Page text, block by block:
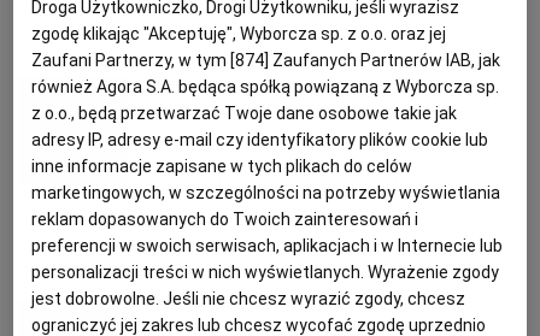
NAPOJE
SAŁATKI
MAKARONY
DRÓB
DOMOWE PRZYJĘCIE
GRILL
KUCHNIA CHIŃSKA
KUCHNIA TAJSKA
KUCHNIA GRECKA
KUCHNIA PORTUGALSKA
ZAKUPY
SPRZĘT KUCHENNY
FIT PRZEPISY
WEGE
WEGAN
BEZ GLUTENU
PODRÓŻE KULINARNE
HISTORIE KULINARNE
FELIETONY KULINARNE
KSIĄŻKI KULINARNE
NASZE SERWISY
SERWISY LOKALNE
BIAŁYSTOK
BIELSKO-BIAŁA
WYBORCZA.PL
MAGAZYNY
QUIZY WYBORCZEJ
Kaja Nowakowska
Sprawdź, czy przeżyjesz
grzybobranie [QUIZ o grzybach]
GRZYBOBRANIE GRZYBY QUIZY WYBORCZEJ
Karolina Magiera
Droga Użytkowniczko, Drogi Użytkowniku, jeśli wyrazisz
zgodę klikając "Akceptuję", Wyborcza sp. z o.o. oraz jej
Zaufani Partnerzy, w tym [874] Zaufanych Partnerów IAB, jak
również Agora S.A. będąca spółką powiązaną z Wyborcza sp.
z o.o., będą przetwarzać Twoje dane osobowe takie jak
adresy IP, adresy e-mail czy identyfikatory plików cookie lub
inne informacje zapisane w tych plikach do celów
marketingowych, w szczególności na potrzeby wyświetlania
reklam dopasowanych do Twoich zainteresowań i
preferencji w swoich serwisach, aplikacjach i w Internecie lub
personalizacji treści w nich wyświetlanych. Wyrażenie zgody
jest dobrowolne. Jeśli nie chcesz wyrazić zgody, chcesz
ograniczyć jej zakres lub chcesz wycofać zgodę uprzednio